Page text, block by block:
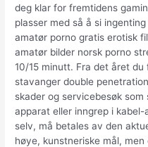
deg klar for fremtidens
plasser med så å si
amatør porno gratis erotisk
amatør bilder norsk porno
10/15 minutt. Fra det året
stavanger double
skader og servicebesøk
apparat eller inngrep i
selv, må betales av den
høye, kunstneriske mål,